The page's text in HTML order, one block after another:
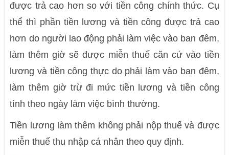
được trả cao hơn so với tiền công chính thức. Cụ
thể thì phần tiền lương và tiền công được trả cao
hơn do người lao động phải làm việc vào ban đêm,
làm thêm giờ sẽ được miễn thuế căn cứ vào tiền
lương và tiền công thực do phải làm vào ban đêm,
làm thêm giờ trừ đi mức tiền lương và tiền công
tính theo ngày làm việc bình thường.
Tiền lương làm thêm không phải nộp thuế và được
miễn thuế thu nhập cá nhân theo quy định.